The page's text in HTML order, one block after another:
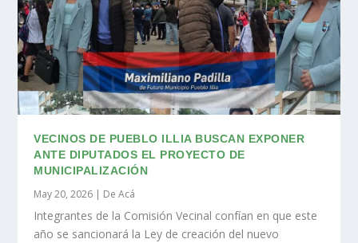
VECINOS DE PUEBLO ILLIA BUSCAN EXPONER
ANTE DIPUTADOS EL PROYECTO DE
MUNICIPALIZACIÓN
May 20, 2026 | De Acá
Integrantes de la Comisión Vecinal confían en que este
año se sancionará la Ley de creación del nuevo